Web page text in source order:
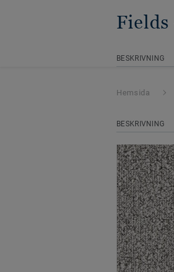
Fields
BESKRIVNING
Hemsida
BESKRIVNING